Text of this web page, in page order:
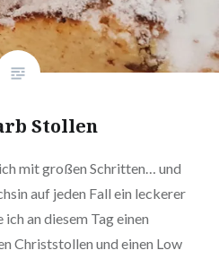
Stollen
mit großen Schritten… und
auf jeden Fall ein leckerer
an diesem Tag einen
Christstollen und einen Low